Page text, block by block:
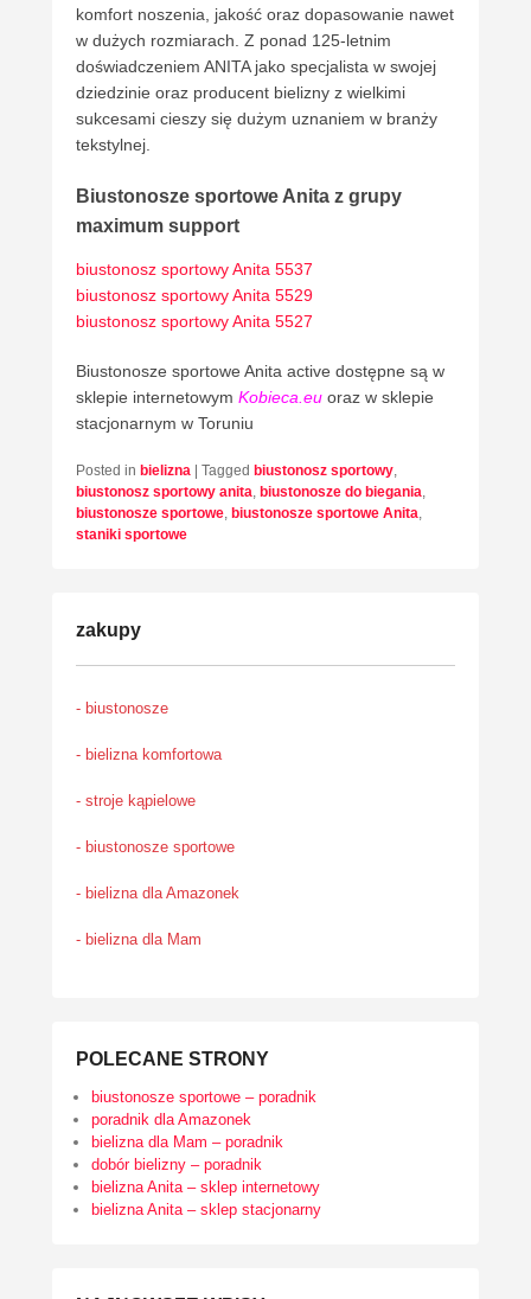
komfort noszenia, jakość oraz dopasowanie nawet
w dużych rozmiarach. Z ponad 125-letnim
doświadczeniem ANITA jako specjalista w swojej
dziedzinie oraz producent bielizny z wielkimi
sukcesami cieszy się dużym uznaniem w branży
tekstylnej.
Biustonosze sportowe Anita z grupy
maximum support
biustonosz sportowy Anita 5537
biustonosz sportowy Anita 5529
biustonosz sportowy Anita 5527
Biustonosze sportowe Anita active dostępne są w
sklepie internetowym Kobieca.eu oraz w sklepie
stacjonarnym w Toruniu
Posted in bielizna Tagged biustonosz sportowy,
biustonosz sportowy anita, biustonosze do biegania,
biustonosze sportowe, biustonosze sportowe Anita,
staniki sportowe
zakupy
- biustonosze
- bielizna komfortowa
- stroje kąpielowe
- biustonosze sportowe
- bielizna dla Amazonek
- bielizna dla Mam
POLECANE STRONY
biustonosze sportowe – poradnik
poradnik dla Amazonek
bielizna dla Mam – poradnik
dobór bielizny – poradnik
bielizna Anita – sklep internetowy
bielizna Anita – sklep stacjonarny